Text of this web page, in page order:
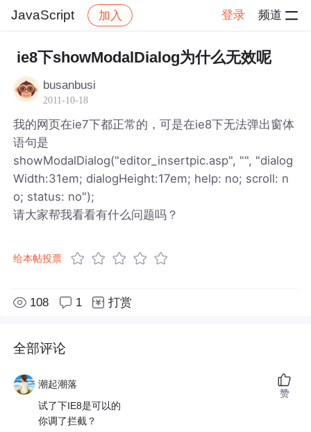
JavaScript 加入 登录 频道
社区 JavaScript 帖子详情
ie8下showModalDialog为什么无效呢
busanbusi
2011-10-18
我的网页在ie7下都正常的，可是在ie8下无法弹出窗体
语句是
showModalDialog("editor_insertpic.asp", "", "dialog
Width:31em; dialogHeight:17em; help: no; scroll: n
o; status: no");
请大家帮我看看有什么问题吗？
给本帖投票
108 1 打赏
全部评论
潮起潮落
试了下IE8是可以的
你调了拦截？
赞